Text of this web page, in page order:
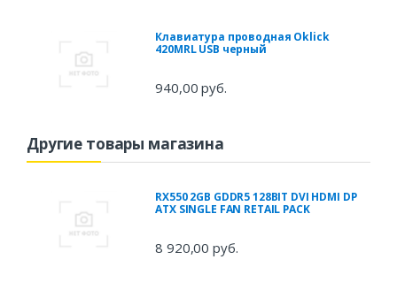
Клавиатура проводная Oklick
420MRL USB черный
940,00 руб.
Другие товары магазина
RX550 2GB GDDR5 128BIT DVI HDMI DP
ATX SINGLE FAN RETAIL PACK
8 920,00 руб.